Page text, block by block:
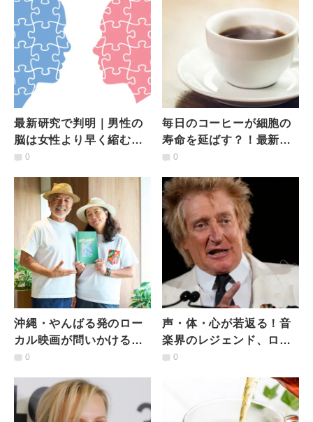
らす
最新研究で判明｜男性の
脳は女性より早く縮む。
一方で女性のアルツハイ
0
毎日のコーヒーが細胞の
寿命を延ばす？！最新研
究が示したカフェインの
能性
0
沖縄・やんばる発のロー
カル映画が問いかける
「豊かさと幸せ」―世界
点とは？
0
声・体・心が若返る！音
楽界のレジェンド、ロッ
ド・スチュワート（80
0